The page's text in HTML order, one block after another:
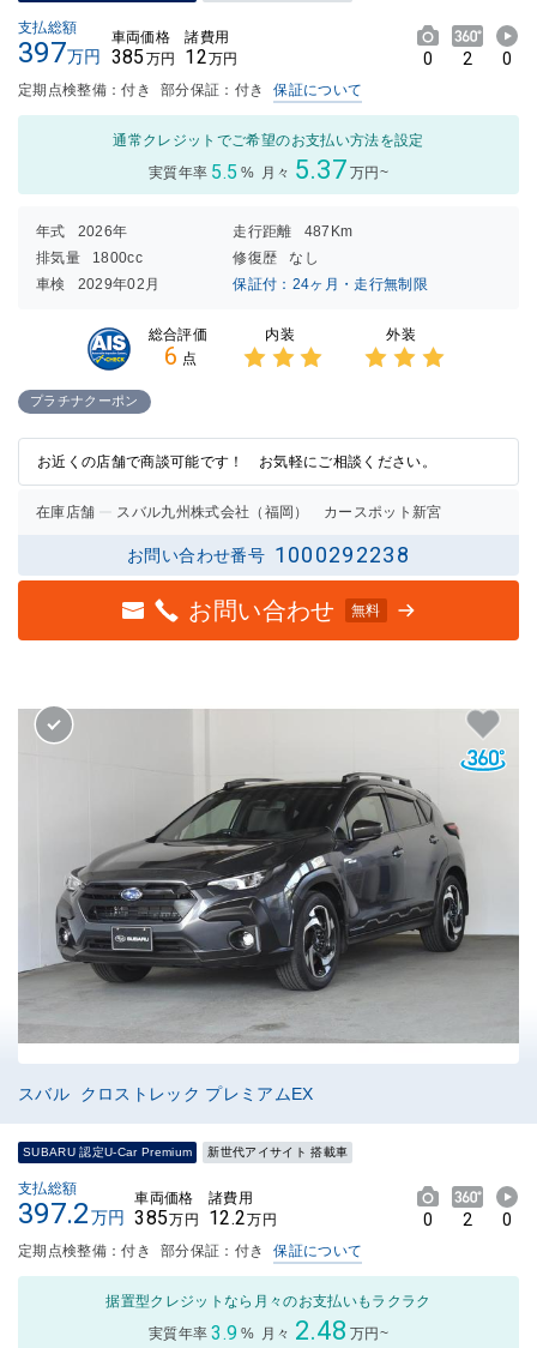
支払総額
397万円
車両価格
385 万円
諸費用
12万円 0 2 0
定期点検整備：付き 部分保証：付き 保証について
通常クレジットでご希望のお支払い方法を設定
実質年率 5.5 % 月々 5.37 万円~
年式 2026年 走行距離
487Km
排気量
1800cc 修復歴
なし
車検
2029年02月 保証付：24ヶ月・走行無制限
総合評価
6 点
内装 外装
プラチナクーポン
お近くの店舗で商談可能です！ お気軽にご相談ください。
在庫店舗 スバル九州株式会社（福岡） カースポット新宮
お問い合わせ番号 1000292238
お問い合わせ 無料
スバル クロストレック プレミアムEX
SUBARU 認定U-Car Premium 新世代アイサイト 搭載車
支払総額
397.2万円
車両価格
385万円
諸費用
12.2万円 0 2 0
定期点検整備：付き 部分保証：付き 保証について
据置型クレジットなら月々のお支払いもラクラク
実質年率 3.9 % 月々 2.48 万円~